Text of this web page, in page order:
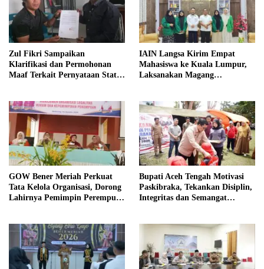
Zul Fikri Sampaikan
Klarifikasi dan Permohonan
Maaf Terkait Pernyataan Status
IAIN Langsa Kirim Empat
Mahasiswa ke Kuala Lumpur,
Laksanakan Magang
GOW Bener Meriah Perkuat
Tata Kelola Organisasi, Dorong
Lahirnya Pemimpin Perempuan
Bupati Aceh Tengah Motivasi
Paskibraka, Tekankan Disiplin,
Integritas dan Semangat